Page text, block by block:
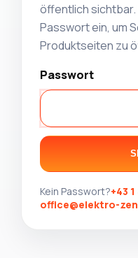
öffentlich
Passwort ein, um
Produktseiten zu
Passwort
Kein Passwort?+43
office@elektro-